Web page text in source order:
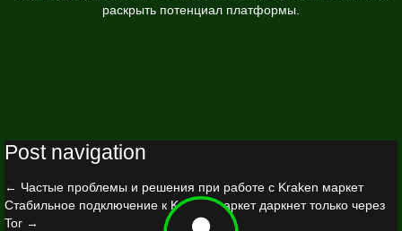
раскрыть потенциал платформы.
Post navigation
← Частые проблемы и решения при работе с Kraken маркет
Стабильное подключение к Kraken маркет даркнет только через
Tor →